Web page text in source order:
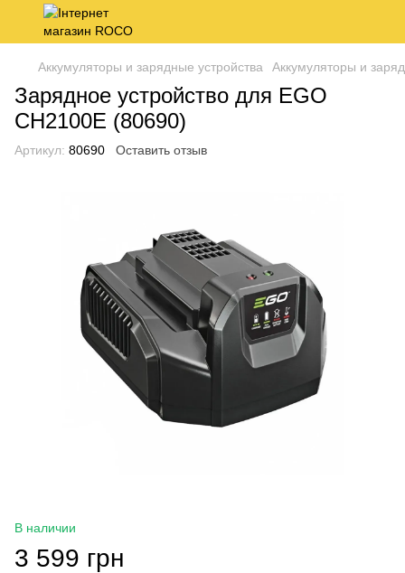
Аккумуляторы и зарядные устройства Аккумуляторы и
Зарядное устройство для EGO
CH2100E (80690)
Артикул: 80690 Оставить отзыв
В наличии
3 599 грн